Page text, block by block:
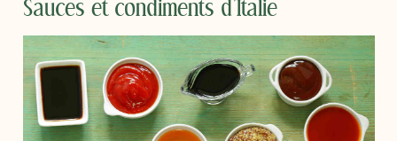
Sauces et condiments d'Italie